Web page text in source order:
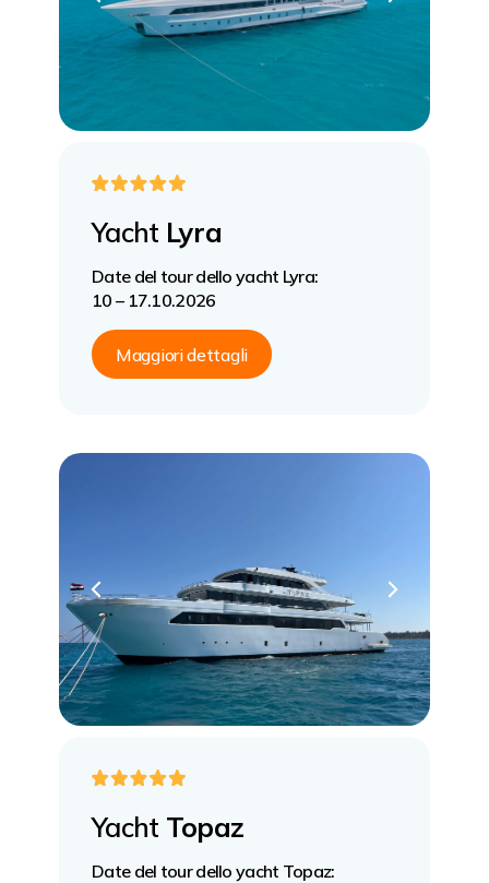
Yacht Lyra
Date del tour dello yacht Lyra:
10 – 17.10.2026
Maggiori dettagli
Yacht Topaz
Date del tour dello yacht Topaz: